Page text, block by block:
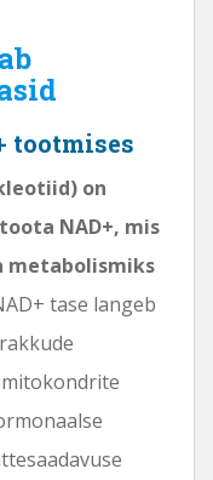
tootmises
on
NAD+, mis
metabolismiks
tase langeb